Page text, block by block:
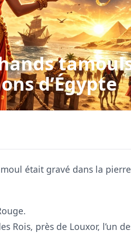
d’Égypte
était gravé dans la
Rois, près de Louxor, l’un